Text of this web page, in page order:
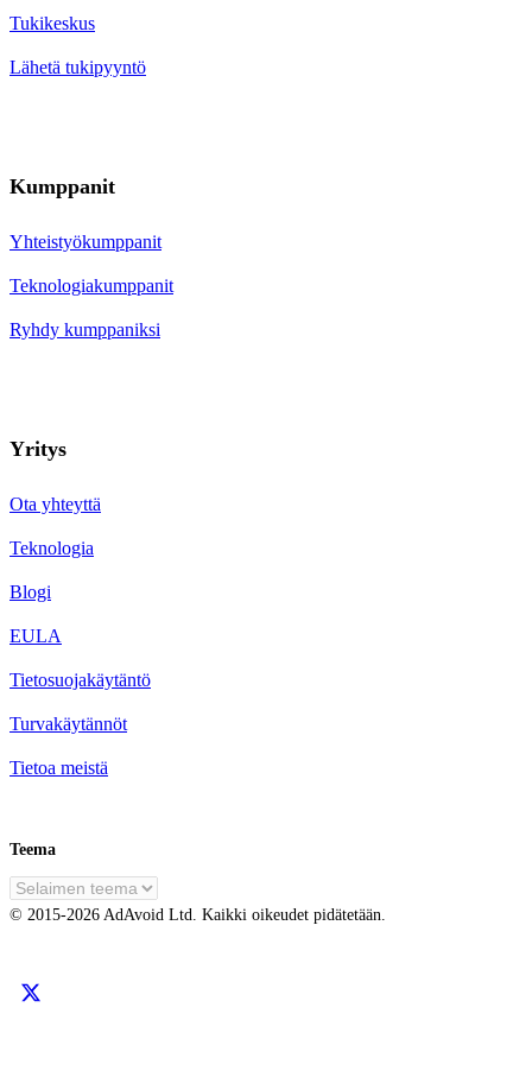
Tukikeskus
Lähetä tukipyyntö
Kumppanit
Yhteistyökumppanit
Teknologiakumppanit
Ryhdy kumppaniksi
Yritys
Ota yhteyttä
Teknologia
Blogi
EULA
Tietosuojakäytäntö
Turvakäytännöt
Tietoa meistä
Teema
© 2015-2026 AdAvoid Ltd. Kaikki oikeudet pidätetään.